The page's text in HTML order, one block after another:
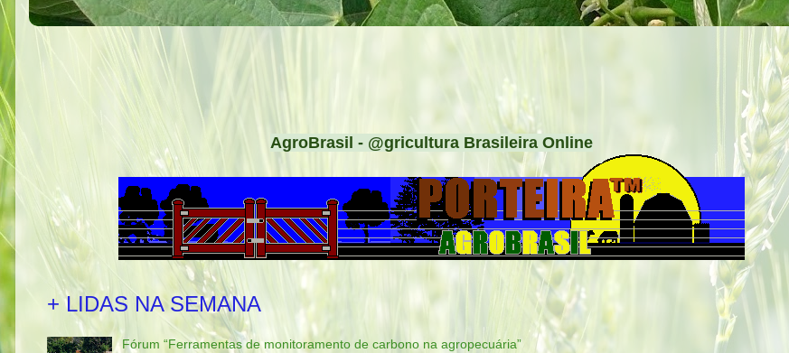
AgroBrasil - @gricultura Brasileira Online
+ LIDAS NA SEMANA
Fórum “Ferramentas de monitoramento de carbono na agropecuária”